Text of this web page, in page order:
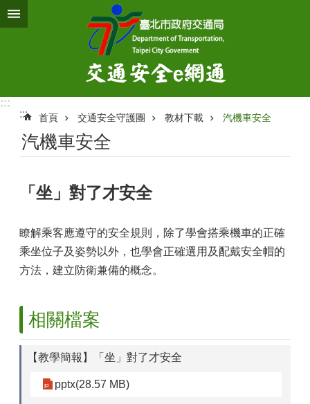
跳到主要內容區塊
:::
:::
首頁 交通安全守護團 教材下載 汽機車安全
汽機車安全
「坐」對了才安全
瞭解乘客應遵守的安全規則，除了學會搭乘機車的正確
乘坐位子及姿勢以外，也學會正確選用及配戴安全帽的
方法，建立防衛兼備的概念。
相關檔案
【教學簡報】「坐」對了才安全
pptx(28.57 MB)